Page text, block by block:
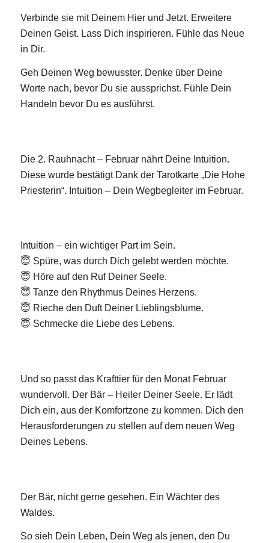
Verbinde sie mit Deinem Hier und Jetzt. Erweitere
Deinen Geist. Lass Dich inspirieren. Fühle das Neue
in Dir.
Geh Deinen Weg bewusster. Denke über Deine
Worte nach, bevor Du sie aussprichst. Fühle Dein
Handeln bevor Du es ausführst.
Die 2. Rauhnacht – Februar nährt Deine Intuition.
Diese wurde bestätigt Dank der Tarotkarte „Die Hohe
Priesterin“. Intuition – Dein Wegbegleiter im Februar.
Intuition – ein wichtiger Part im Sein.
😇 Spüre, was durch Dich gelebt werden möchte.
😇 Höre auf den Ruf Deiner Seele.
😇 Tanze den Rhythmus Deines Herzens.
😇 Rieche den Duft Deiner Lieblingsblume.
😇 Schmecke die Liebe des Lebens.
Und so passt das Krafttier für den Monat Februar
wundervoll. Der Bär – Heiler Deiner Seele. Er lädt
Dich ein, aus der Komfortzone zu kommen. Dich den
Herausforderungen zu stellen auf dem neuen Weg
Deines Lebens.
Der Bär, nicht gerne gesehen. Ein Wächter des
Waldes.
So sieh Dein Leben, Dein Weg als jenen, den Du